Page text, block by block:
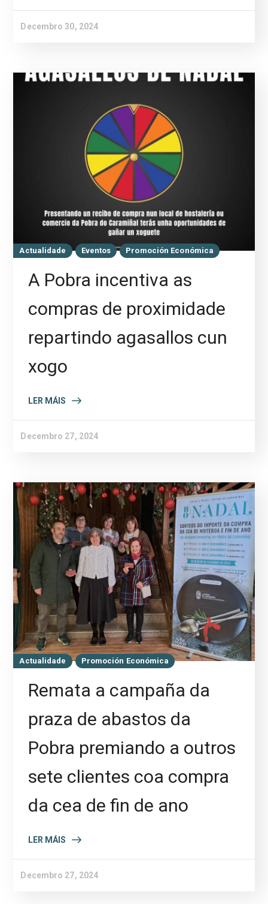
Decembro 30, 2024
Actualidade Eventos Promoción Económica
A Pobra incentiva as
compras de proximidade
repartindo agasallos cun
xogo
LER MÁIS
Decembro 27, 2024
Actualidade Promoción Económica
Remata a campaña da
praza de abastos da
Pobra premiando a outros
sete clientes coa compra
da cea de fin de ano
LER MÁIS
Decembro 27, 2024